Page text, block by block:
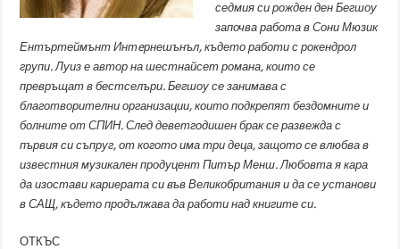
седмия си рожден ден Бегшоу
започва работа в Сони Мюзик
Ентъртеймънт Интeрнешънъл, където работи с рокендрол
групи. Луиз е автор на шестнайсет романа, които се
превръщат в бестселъри. Бегшоу се занимава с
благотворителни организации, които подкрепят бездомните и
болните от СПИН. След деветгодишен брак се развежда с
първия си съпруг, от когото има три деца, защото се влюбва в
известния музикален продуцент Питър Менш. Любовта я кара
да изостави кариерата си във Великобритания и да се установи
в САЩ, където продължава да работи над книгите си.
ОТКЪС